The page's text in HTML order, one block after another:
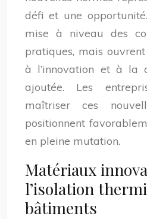
défi et une
mise à niveau des
pratiques, mais
à l’innovation et à la
ajoutée. Les
maîtriser ces
positionnent
en pleine mutation.
Matériaux
l’isolation
bâtiments